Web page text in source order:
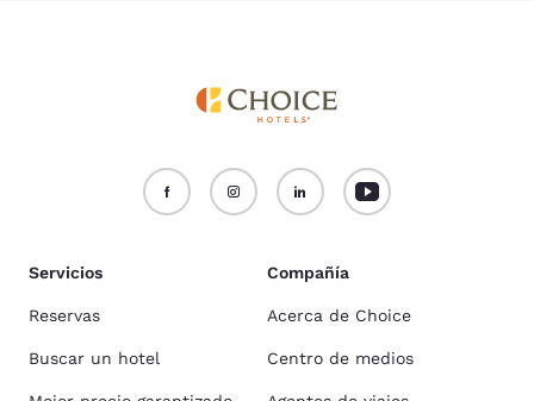
Servicios
Reservas
Buscar un hotel
Compañía
Acerca de Choice
Centro de medios